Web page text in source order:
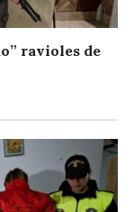
ravioles de